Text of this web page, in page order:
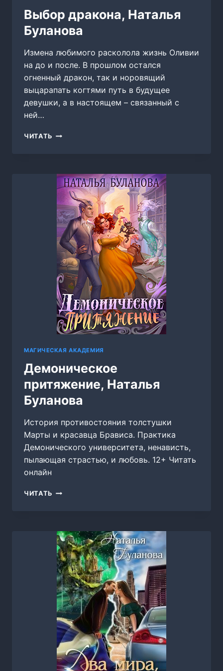
Выбор дракона, Наталья
Буланова
Измена любимого расколола жизнь Оливии
на до и после. В прошлом остался
огненный дракон, так и норовящий
выцарапать когтями путь в будущее
девушки, а в настоящем – связанный с
ней…
ЧИТАТЬ ВЫБОР
МАГИЧЕСКАЯ АКАДЕМИЯ
Демоническое
притяжение, Наталья
Буланова
История противостояния толстушки
Марты и красавца Брависа. Практика
Демонического университета, ненависть,
пылающая страстью, и любовь. 12+ Читать
онлайн
ЧИТАТЬ ДЕМОНИЧЕСКОЕ